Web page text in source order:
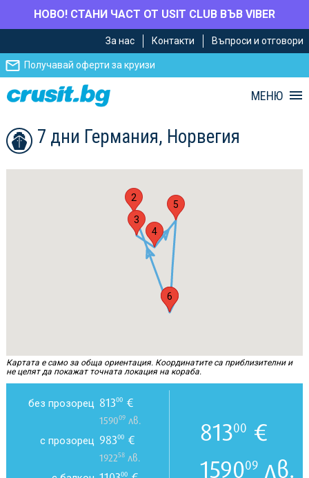
НОВО! СТАНИ ЧАСТ ОТ USIT CLUB ВЪВ VIBER
главното
съдържание
Навигацията
За нас Контакти Въпроси и отговори
Получавай оферти за круизи
МЕНЮ
7 дни Германия, Норвегия
1
2
3
4
5
6
Картата е само за обща ориентация. Координатите са приблизителни и
не целят да покажат точната локация на кораба.
без прозорец 81300€
159009лв.
с прозорец 98300€
192258лв.
00
81300 €
159009 лв.